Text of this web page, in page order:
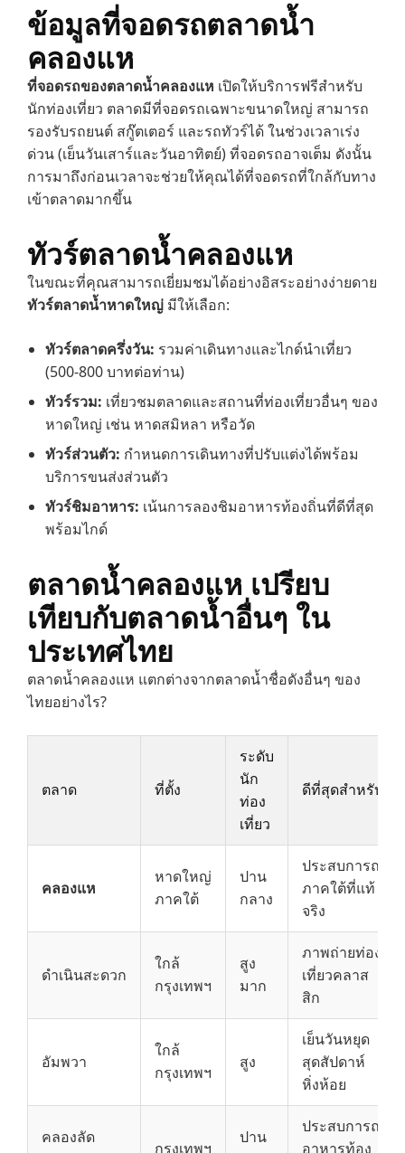
ข้อมูลที่จอดรถตลาดน้ำ
คลองแห
ที่จอดรถของตลาดน้ำคลองแห เปิดให้บริการฟรีสำหรับ
นักท่องเที่ยว ตลาดมีที่จอดรถเฉพาะขนาดใหญ่ สามารถ
รองรับรถยนต์ สกู๊ตเตอร์ และรถทัวร์ได้ ในช่วงเวลาเร่ง
ด่วน (เย็นวันเสาร์และวันอาทิตย์) ที่จอดรถอาจเต็ม ดังนั้น
การมาถึงก่อนเวลาจะช่วยให้คุณได้ที่จอดรถที่ใกล้กับทาง
เข้าตลาดมากขึ้น
ทัวร์ตลาดน้ำคลองแห
ในขณะที่คุณสามารถเยี่ยมชมได้อย่างอิสระอย่างง่ายดาย
ทัวร์ตลาดน้ำหาดใหญ่ มีให้เลือก:
ทัวร์ตลาดครึ่งวัน: รวมค่าเดินทางและไกด์นำเที่ยว
(500-800 บาทต่อท่าน)
ทัวร์รวม: เที่ยวชมตลาดและสถานที่ท่องเที่ยวอื่นๆ ของ
หาดใหญ่ เช่น หาดสมิหลา หรือวัด
ทัวร์ส่วนตัว: กำหนดการเดินทางที่ปรับแต่งได้พร้อม
บริการขนส่งส่วนตัว
ทัวร์ชิมอาหาร: เน้นการลองชิมอาหารท้องถิ่นที่ดีที่สุด
พร้อมไกด์
ตลาดน้ำคลองแห เปรียบ
เทียบกับตลาดน้ำอื่นๆ ใน
ประเทศไทย
ตลาดน้ำคลองแห แตกต่างจากตลาดน้ำชื่อดังอื่นๆ ของ
ไทยอย่างไร?
ตลาด ที่ตั้ง
ระดับ
นัก
ท่อง
เที่ยว
ดีที่สุดสำหรับ
คลองแห
หาดใหญ่
ภาคใต้
ปาน
กลาง
ประสบการณ์
ภาคใต้ที่แท้
จริง
ดำเนินสะดวก
ใกล้
กรุงเทพฯ
สูง
มาก
ภาพถ่ายท่อง
เที่ยวคลาส
สิก
อัมพวา
ใกล้
กรุงเทพฯ
สูง
เย็นวันหยุด
สุดสัปดาห์
หิ่งห้อย
คลองลัด
กรุงเทพฯ
ปาน
ประสบการณ์
อาหารท้อง